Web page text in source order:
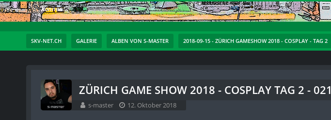
können!
SKV-NET.CH GALERIE ALBEN VON S-MASTER 2018-09-15 - ZÜRICH GAMESHOW 2018 - COSPLAY - TAG 2
ZÜRICH GAME SHOW 2018 - COSPLAY TAG 2 - 021
s-master 12. Oktober 2018